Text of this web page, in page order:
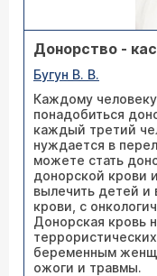
Донорство -
Бугун В. В.
Каждому
понадобиться
каждый третий
нуждается в
можете стать
донорской крови
вылечить детей и
крови, с
Донорская кровь
беременным
ожоги и травмы.